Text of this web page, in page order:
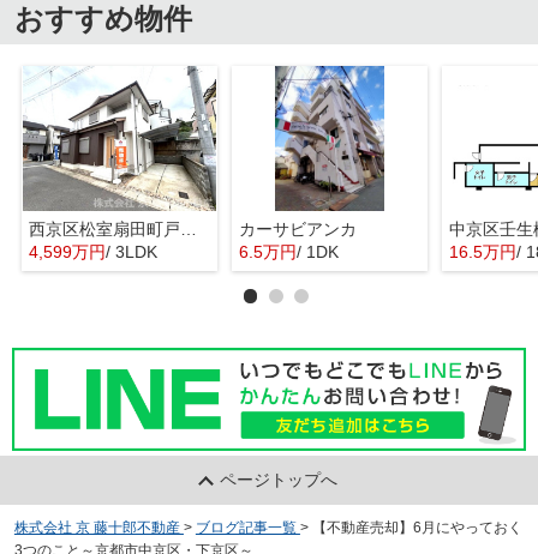
おすすめ物件
4,599万円/ 3LDK
カーサビアンカ
6.5万円/ 1DK 16.5万円/
ページトップへ
株式会社 京 藤十郎不動産 > ブログ記事一覧 >
【不動産売却】6月にやっておく
3つのこと～京都市中京区・下京区～